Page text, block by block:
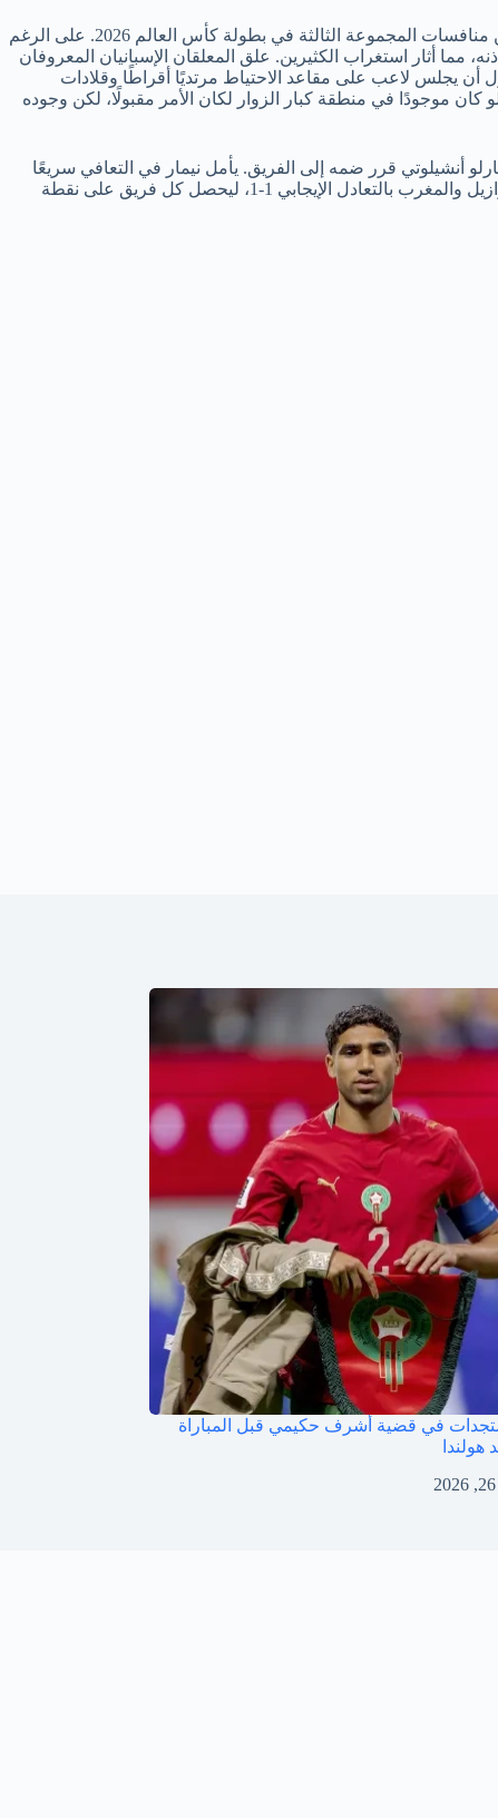
تلقى نيمار جونيور، النجم البرازيلي الشهير، انتقادات شديدة بسبب مظهره في مباراة البرازيل ضد المغرب، التي أقيمت ضمن الجولة الأولى من منافسات المجموعة الثالثة في بطولة كأس العالم 2026. على الرغم
مما أثار استغراب الكثيرين. علق المعلقان الإسبانيان المعروفان
أن يجلس لاعب على مقاعد الاحتياط مرتديًا أقراطًا وقلادات
لو كان موجودًا في منطقة كبار الزوار لكان الأمر مقبولًا، لكن وجوده
النهائيات، إلا أن المدرب الإيطالي كارلو أنشيلوتي قرر ضمه إلى الفريق. يأمل نيمار في التعافي سريعًا
للعودة إلى تشكيلة منتخب “السيليساو” في المباريات القادمة، حيث ستواجه البرازيل هايتي في الجولة المقبلة من المونديال. انتهت مباراة البرازيل والمغرب بالتعادل الإيجابي 1-1، ليحصل كل فريق على نقطة
في قضية أشرف حكيمي قبل المباراة
هولندا